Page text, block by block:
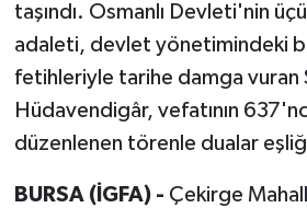
taşındı. Osmanlı Devleti'nin
adaleti, devlet yönetimindeki
fetihleriyle tarihe damga vuran
Hüdavendigâr, vefatının
düzenlenen törenle dualar
BURSA (İGFA) - Çekirge